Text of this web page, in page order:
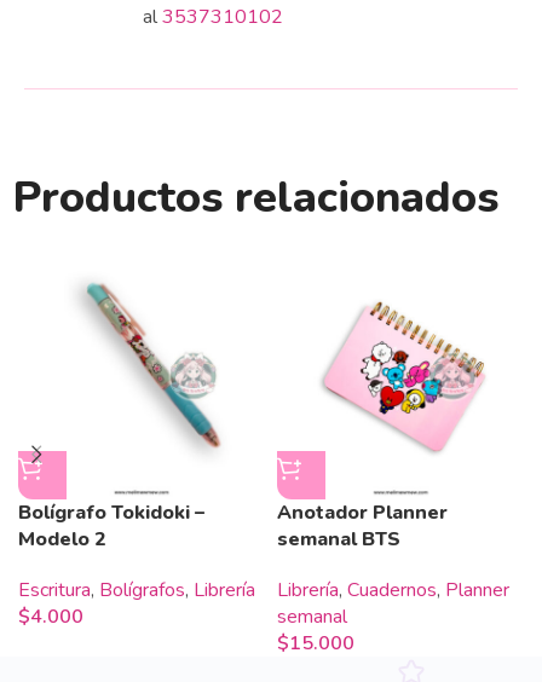
al3537310102
Productos relacionados
Bolígrafo Tokidoki –
Modelo 2
Escritura, Bolígrafos, Librería
$4.000
Anotador Planner
semanal BTS
Librería, Cuadernos, Planner
semanal
$15.000